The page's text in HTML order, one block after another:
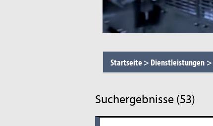
Startseite > Dienstleistungen >
Suchergebnisse (53)